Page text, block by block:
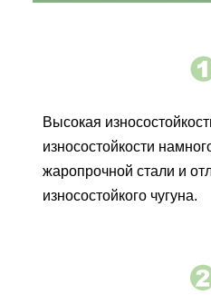
Высокая
износостойкости
жаропрочной стали и
износостойкого чугуна.